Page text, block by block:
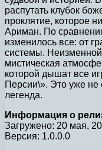
распутать клубок
проклятие, которое
Ариман. По
изменилось все: от
системы.
мистическая
которой дышат все
Персии\». Это уже
легенда.
Информация о
Загружено: 20 мая,
Версия: 1.0.0.0